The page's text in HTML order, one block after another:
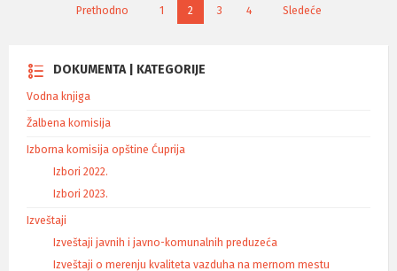
Prethodno 1 2 3 4 Sledeće
DOKUMENTA | KATEGORIJE
Vodna knjiga
Žalbena komisija
Izborna komisija opštine Ćuprija
Izbori 2022.
Izbori 2023.
Izveštaji
Izveštaji javnih i javno-komunalnih preduzeća
Izveštaji o merenju kvaliteta vazduha na mernom mestu